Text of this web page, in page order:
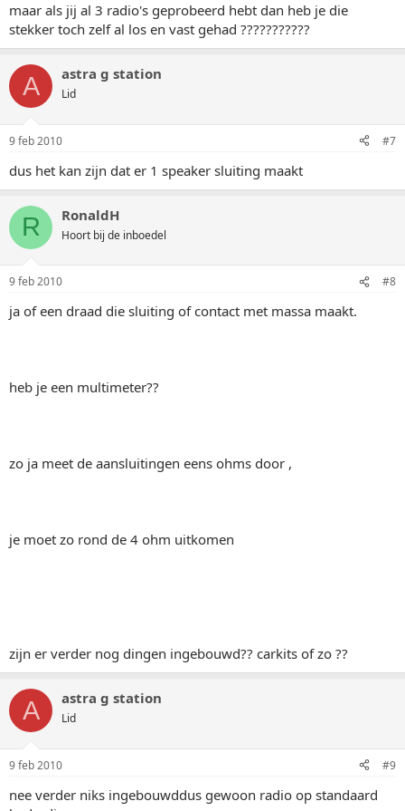
maar als jij al 3 radio's geprobeerd hebt dan heb je die
stekker toch zelf al los en vast gehad ???????????
A astra g station
Lid
9 feb 2010 #7
dus het kan zijn dat er 1 speaker sluiting maakt
R RonaldH
Hoort bij de inboedel
9 feb 2010 #8
ja of een draad die sluiting of contact met massa maakt.
heb je een multimeter??
zo ja meet de aansluitingen eens ohms door ,
je moet zo rond de 4 ohm uitkomen
zijn er verder nog dingen ingebouwd?? carkits of zo ??
A astra g station
Lid
9 feb 2010 #9
nee verder niks ingebouwddus gewoon radio op standaard